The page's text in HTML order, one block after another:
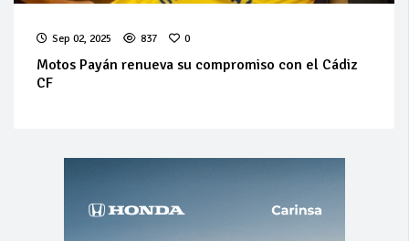
Sep 02, 2025 837 0
Motos Payán renueva su compromiso con el Cádiz
CF